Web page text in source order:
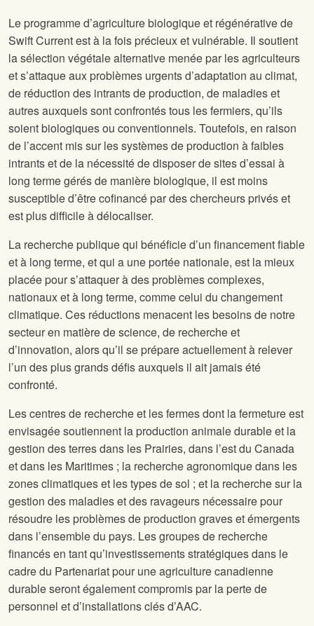
Le programme d’agriculture biologique et régénérative de
Swift Current est à la fois précieux et vulnérable. Il soutient
la sélection végétale alternative menée par les agriculteurs
et s’attaque aux problèmes urgents d’adaptation au climat,
de réduction des intrants de production, de maladies et
autres auxquels sont confrontés tous les fermiers, qu’ils
soient biologiques ou conventionnels. Toutefois, en raison
de l’accent mis sur les systèmes de production à faibles
intrants et de la nécessité de disposer de sites d’essai à
long terme gérés de manière biologique, il est moins
susceptible d’être cofinancé par des chercheurs privés et
est plus difficile à délocaliser.
La recherche publique qui bénéficie d’un financement fiable
et à long terme, et qui a une portée nationale, est la mieux
placée pour s’attaquer à des problèmes complexes,
nationaux et à long terme, comme celui du changement
climatique. Ces réductions menacent les besoins de notre
secteur en matière de science, de recherche et
d’innovation, alors qu’il se prépare actuellement à relever
l’un des plus grands défis auxquels il ait jamais été
confronté.
Les centres de recherche et les fermes dont la fermeture est
envisagée soutiennent la production animale durable et la
gestion des terres dans les Prairies, dans l’est du Canada
et dans les Maritimes ; la recherche agronomique dans les
zones climatiques et les types de sol ; et la recherche sur la
gestion des maladies et des ravageurs nécessaire pour
résoudre les problèmes de production graves et émergents
dans l’ensemble du pays. Les groupes de recherche
financés en tant qu’investissements stratégiques dans le
cadre du Partenariat pour une agriculture canadienne
durable seront également compromis par la perte de
personnel et d’installations clés d’AAC.